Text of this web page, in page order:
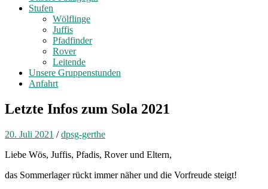
Stufen
Wölflinge
Juffis
Pfadfinder
Rover
Leitende
Unsere Gruppenstunden
Anfahrt
Letzte Infos zum Sola 2021
20. Juli 2021 /dpsg-gerthe
Liebe Wös, Juffis, Pfadis, Rover und Eltern,
das Sommerlager rückt immer näher und die Vorfreude steigt!